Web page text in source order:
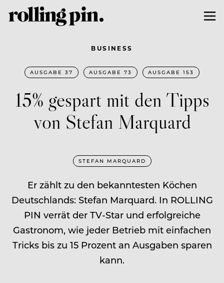
BUSINESS
AUSGABE 37 AUSGABE 73 AUSGABE 153
15% gespart mit den Tipps
von Stefan Marquard
STEFAN MARQUARD
Er zählt zu den bekanntesten Köchen
Deutschlands: Stefan Marquard. In ROLLING
PIN verrät der TV-Star und erfolgreiche
Gastronom, wie jeder Betrieb mit einfachen
Tricks bis zu 15 Prozent an Ausgaben sparen
kann.